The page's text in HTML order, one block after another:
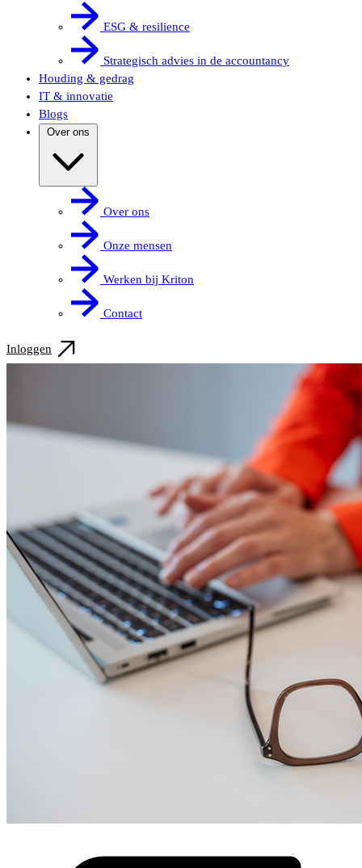
ESG & resilience
Strategisch advies in de accountancy
Houding & gedrag
IT & innovatie
Blogs
Over ons
Over ons
Onze mensen
Werken bij Kriton
Contact
Inloggen